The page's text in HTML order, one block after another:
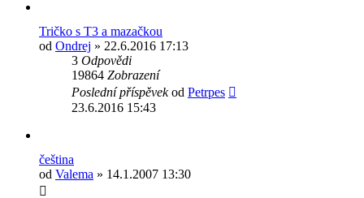
Tričko s T3 a mazačkou
od Ondrej » 22.6.2016 17:13
3 Odpovědi
19864 Zobrazení
Poslední příspěvekod Petrpes
23.6.2016 15:43
čeština
od Valema » 14.1.2007 13:30